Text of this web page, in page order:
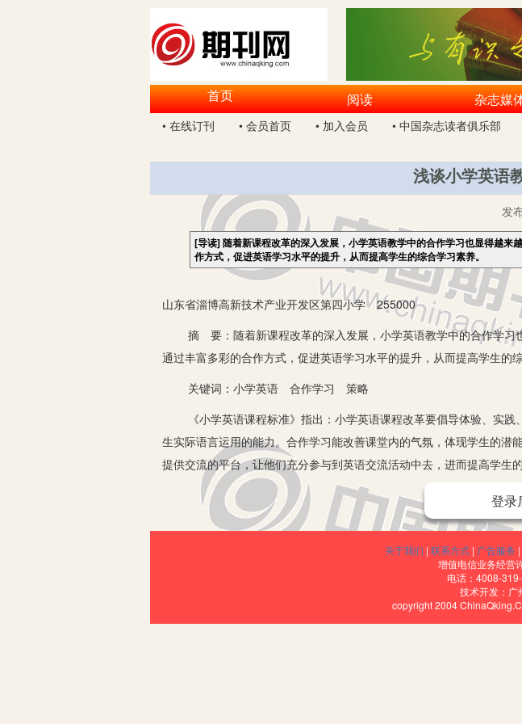
首页 阅读 杂志媒
• 在线订刊
• 会员首页 • 加入会员 • 中国杂志读者俱乐部
浅谈小学英语
发
[导读]随着新课程改革的深入发展，小学英语教学中的合作学习也显得越
作方式，促进英语学习水平的提升，从而提高学生的综合学习素养。
山东省淄博高新技术产业开发区第四小学 255000
摘 要：随着新课程改革的深入发展，小学英语教学中的合作学习也
通过丰富多彩的合作方式，促进英语学习水平的提升，从而提高学生的
关键词：小学英语 合作学习 策略
《小学英语课程标准》指出：小学英语课程改革要倡导体验、实践
生实际语言运用的能力。合作学习能改善课堂内的气氛，体现学生的
提供交流的平台，让他们充分参与到英语交流活动中去，进而提高学生
一、开展合作学习是提升英语学习水平的必由之路
合作学习不仅仅指学生之间的相互合作、互助学习，也包括老师和
个合作小组内所有成员的英语学习水平，让不同层次的学生之间能够
中，英语教师一定要高度重视分组合作学习，为学生营造良好的学习
习的高效率和高质量。同样，对于师生合作来说，对于促进学生的英
登录
关于我们 | 联系方式 | 广告服务 |
增值电信业务经营
电话：4008-
技术开发：广
copyright 2004